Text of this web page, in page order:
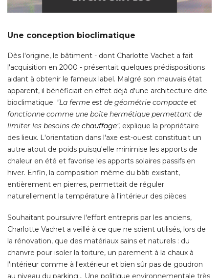
Une conception bioclimatique
Dès l'origine, le bâtiment - dont Charlotte Vachet a fait
l'acquisition en 2000 - présentait quelques prédispositions
aidant à obtenir le fameux label. Malgré son mauvais état
apparent, il bénéficiait en effet déjà d'une architecture dite
bioclimatique. "La ferme est de géométrie compacte et
fonctionne comme une boîte hermétique permettant de
limiter les besoins de chauffage", explique la propriétaire
des lieux. L'orientation dans l'axe est-ouest constituait un
autre atout de poids puisqu'elle minimise les apports de
chaleur en été et favorise les apports solaires passifs en
hiver. Enfin, la composition même du bâti existant,
entièrement en pierres, permettait de réguler
naturellement la température à l'intérieur des pièces.
Souhaitant poursuivre l'effort entrepris par les anciens,
Charlotte Vachet a veillé à ce que ne soient utilisés, lors de
la rénovation, que des matériaux sains et naturels : du
chanvre pour isoler la toiture, un parement à la chaux à
l'intérieur comme à l'extérieur et bien sûr pas de goudron
au niveau du parking... Une politique environnementale très